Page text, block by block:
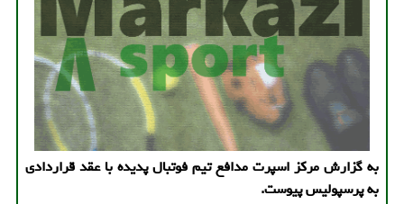
به گزارش مرکز اسپرت مدافع تیم فوتبال پدیده با عقد قراردادی
به پرسپولیس پیوست.